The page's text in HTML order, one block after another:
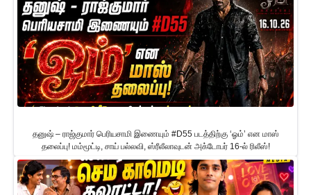
தனுஷ் – ராஜ்குமார் பெரியசாமி இணையும் #D55 படத்திற்கு ‘ஓம்’ என மாஸ்
தலைப்பு! மம்மூட்டி, சாய் பல்லவி, ஸ்ரீலீலாவுடன் அக்டோபர் 16-ல் ரிலீஸ்!